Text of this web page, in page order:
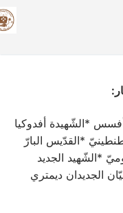
Skip
to
*الشّهيدة أفدوكيا
*القدّيس البارّ
*الشّهيد الجديد
الجديدان ديمتري